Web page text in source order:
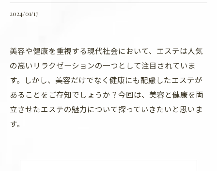
2024/01/17
美容や健康を重視する現代社会において、エステは人気
の高いリラクゼーションの一つとして注目されていま
す。しかし、美容だけでなく健康にも配慮したエステが
あることをご存知でしょうか？今回は、美容と健康を両
立させたエステの魅力について探っていきたいと思いま
す。